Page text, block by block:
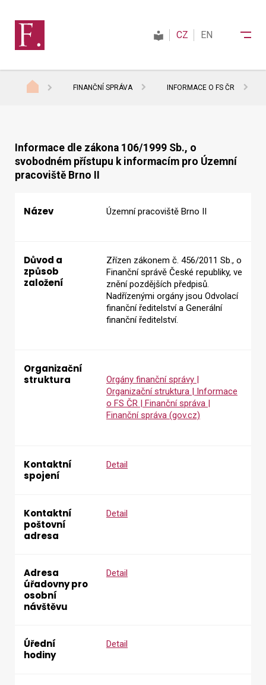
Daně
Vyhledat na webu
CZ EN
FINANČNÍ SPRÁVA INFORMACE O FS ČR
Informace dle zákona 106/1999 Sb., o
svobodném přístupu k informacím pro Územní
pracoviště Brno II
Název Územní pracoviště Brno II
Důvod a
způsob
založení
Zřízen zákonem č. 456/2011 Sb., o
Finanční správě České republiky, ve
znění pozdějších předpisů.
Nadřízenými orgány jsou Odvolací
finanční ředitelství a Generální
finanční ředitelství.
Organizační
struktura
Orgány finanční správy |
Organizační struktura | Informace
o FS ČR | Finanční správa |
Finanční správa (gov.cz)
Kontaktní
spojení
Detail
Kontaktní
poštovní
adresa
Detail
Adresa
úřadovny pro
osobní
návštěvu
Detail
Úřední
hodiny
Detail